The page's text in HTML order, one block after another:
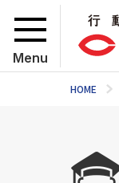
Menu
HOME